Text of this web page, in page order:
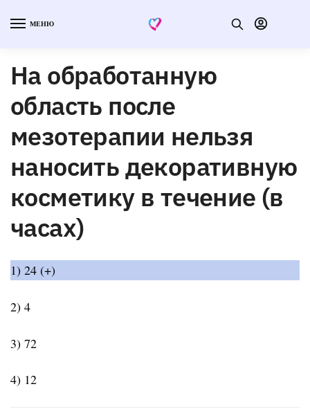
МЕНЮ
На обработанную
область после
мезотерапии нельзя
наносить декоративную
косметику в течение (в
часах)
1) 24 (+)
2) 4
3) 72
4) 12